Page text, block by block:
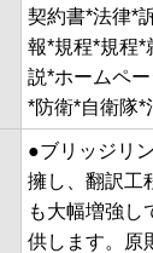
契約書*法律*
報*規程*規程*
説*ホームペ
*防衛*自衛隊*
●ブリッジリ
擁し、翻訳工
も大幅増強し
供します。原